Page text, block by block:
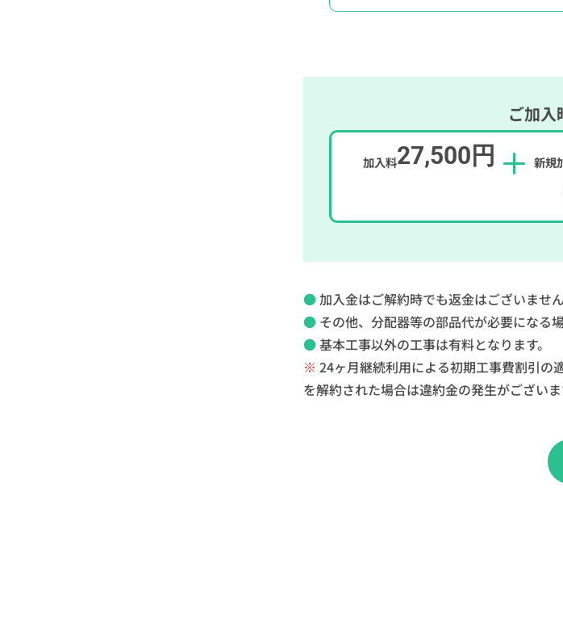
ご加入
加入料27,500円 新規
●加入金はご解約時でも返金はございません
●その他、分配器等の部品代が必要になる場
●基本工事以外の工事は有料となります。
※ 24ヶ月継続利用による初期工事費割引の
を解約された場合は違約金の発生がございま